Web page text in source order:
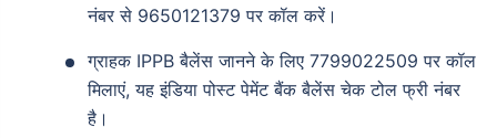
नंबर से 9650121379 पर कॉल करें।
ग्राहक IPPB बैलेंस जानने के लिए 7799022509 पर कॉल
मिलाएं, यह इंडिया पोस्ट पेमेंट बैंक बैलेंस चेक टोल फ्री नंबर
है।